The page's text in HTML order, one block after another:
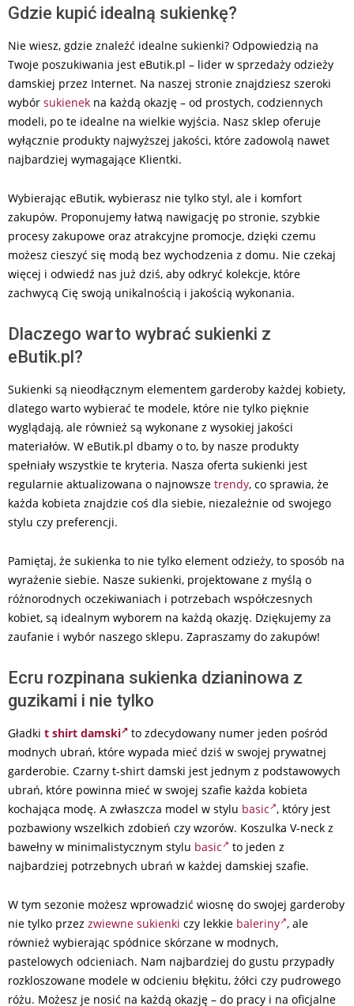
Gdzie kupić idealną sukienkę?
Nie wiesz, gdzie znaleźć idealne sukienki? Odpowiedzią na
Twoje poszukiwania jest eButik.pl – lider w sprzedaży odzieży
damskiej przez Internet. Na naszej stronie znajdziesz szeroki
wybór sukienek na każdą okazję – od prostych, codziennych
modeli, po te idealne na wielkie wyjścia. Nasz sklep oferuje
wyłącznie produkty najwyższej jakości, które zadowolą nawet
najbardziej wymagające Klientki.
Wybierając eButik, wybierasz nie tylko styl, ale i komfort
zakupów. Proponujemy łatwą nawigację po stronie, szybkie
procesy zakupowe oraz atrakcyjne promocje, dzięki czemu
możesz cieszyć się modą bez wychodzenia z domu. Nie czekaj
więcej i odwiedź nas już dziś, aby odkryć kolekcje, które
zachwycą Cię swoją unikalnością i jakością wykonania.
Dlaczego warto wybrać sukienki z
eButik.pl?
Sukienki są nieodłącznym elementem garderoby każdej kobiety,
dlatego warto wybierać te modele, które nie tylko pięknie
wyglądają, ale również są wykonane z wysokiej jakości
materiałów. W eButik.pl dbamy o to, by nasze produkty
spełniały wszystkie te kryteria. Nasza oferta sukienki jest
regularnie aktualizowana o najnowsze trendy, co sprawia, że
każda kobieta znajdzie coś dla siebie, niezależnie od swojego
stylu czy preferencji.
Pamiętaj, że sukienka to nie tylko element odzieży, to sposób na
wyrażenie siebie. Nasze sukienki, projektowane z myślą o
różnorodnych oczekiwaniach i potrzebach współczesnych
kobiet, są idealnym wyborem na każdą okazję. Dziękujemy za
zaufanie i wybór naszego sklepu. Zapraszamy do zakupów!
Ecru rozpinana sukienka dzianinowa z
guzikami i nie tylko
Gładki t shirt damski
to zdecydowany numer jeden pośród
modnych ubrań, które wypada mieć dziś w swojej prywatnej
garderobie. Czarny t-shirt damski jest jednym z podstawowych
ubrań, które powinna mieć w swojej szafie każda kobieta
kochająca modę. A zwłaszcza model w stylu basic , który jest
pozbawiony wszelkich zdobień czy wzorów. Koszulka V-neck z
bawełny w minimalistycznym stylu basic
to jeden z
najbardziej potrzebnych ubrań w każdej damskiej szafie.
W tym sezonie możesz wprowadzić wiosnę do swojej garderoby
nie tylko przez zwiewne sukienki czy lekkie baleriny , ale
również wybierając spódnice skórzane w modnych,
pastelowych odcieniach. Nam najbardziej do gustu przypadły
rozkloszowane modele w odcieniu błękitu, żółci czy pudrowego
różu. Możesz je nosić na każdą okazję – do pracy i na oficjalne